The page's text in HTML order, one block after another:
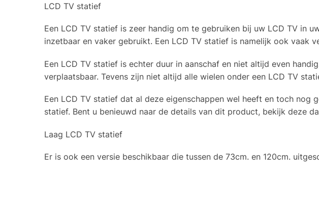
LCD TV statief
Een LCD TV statief is zeer handig om te gebruiken bij uw LCD TV in
inzetbaar en vaker gebruikt. Een LCD TV statief is namelijk ook vaak
Een LCD TV statief is echter duur in aanschaf en niet altijd even
verplaatsbaar. Tevens zijn niet altijd alle wielen onder een LCD TV
Een LCD TV statief dat al deze eigenschappen wel heeft en toch nog
statief. Bent u benieuwd naar de details van dit product, bekijk deze
Laag LCD TV statief
Er is ook een versie beschikbaar die tussen de 73cm. en 120cm.